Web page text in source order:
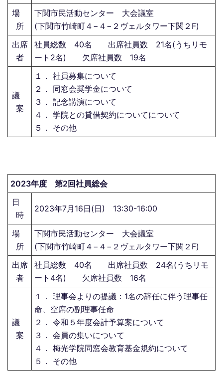
場
所
下関市民活動センター 大会議室
(下関市竹崎町４−４−２ヴェルタワー下関２F)
出席
者
社員総数 40名 出席社員数 21名(うちリモ
ート2名) 欠席社員数 19名
議
案
１． 社員募集について
２． 同窓会奨学金について
３． 記念講演について
４． 学院との貸借契約についてについて
５． その他
2023年度 第2回社員総会
日
時
2023年7月16日(日) 13:30-16:00
場
所
下関市民活動センター 大会議室
(下関市竹崎町４−４−２ヴェルタワー下関２F)
出席
者
社員総数 40名 出席社員数 24名(うちリモ
ート4名) 欠席社員数 16名
議
案
１． 理事会よりの提議：1名の辞任に伴う理事任
命、空席の副理事任命
２． 令和５年度会計予算案について
３． 会員の集いについて
４． 梅光学院同窓会教育基金規約について
５． その他